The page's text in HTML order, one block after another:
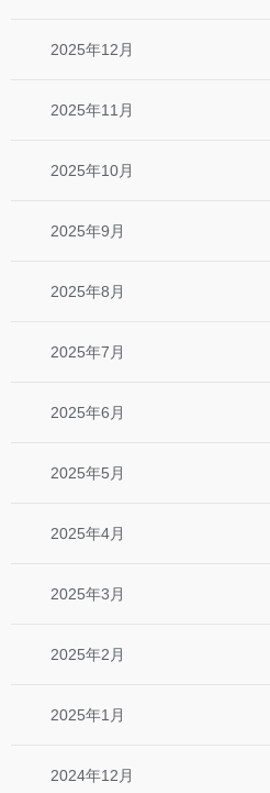
2025年12月
2025年11月
2025年10月
2025年9月
2025年8月
2025年7月
2025年6月
2025年5月
2025年4月
2025年3月
2025年2月
2025年1月
2024年12月